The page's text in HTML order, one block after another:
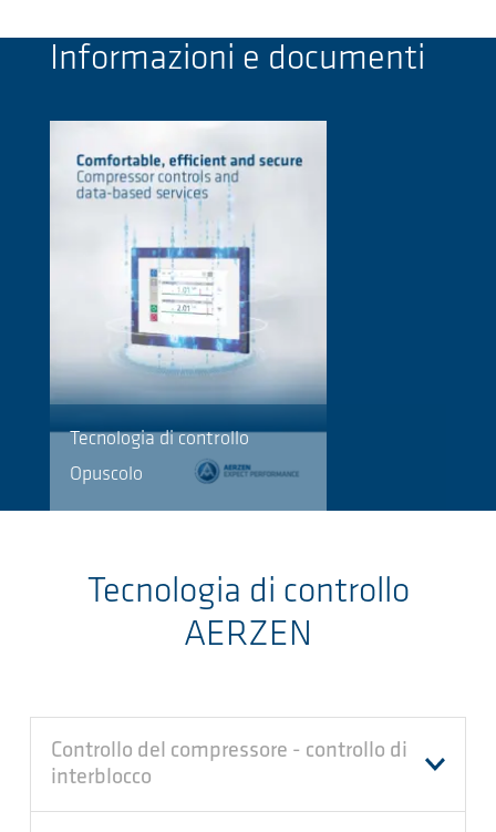
Informazioni e documenti
Tecnologia di controllo
Opuscolo
Tecnologia di controllo
AERZEN
Controllo del compressore - controllo di
interblocco